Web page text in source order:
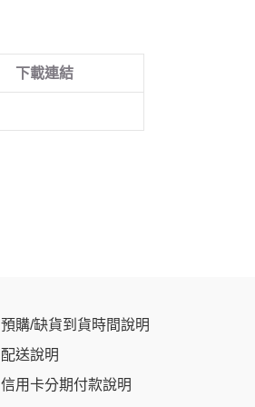
下載連結
預購/缺貨到貨時間說明
配送說明
信用卡分期付款說明